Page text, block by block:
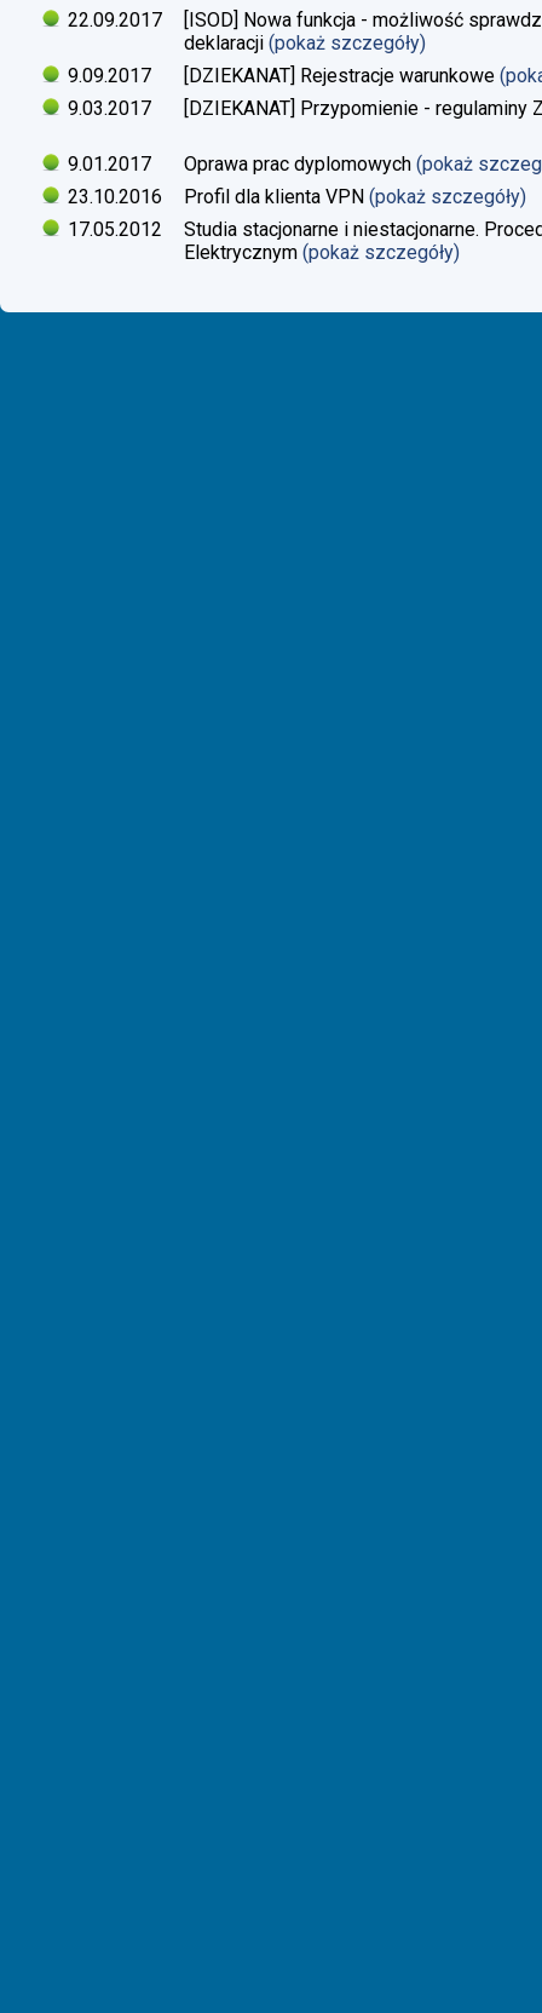
22.09.2017
[ISOD] Nowa funkcja - możliwość
deklaracji (pokaż szczegóły)
9.09.2017
[DZIEKANAT] Rejestracje warunkowe
9.03.2017
[DZIEKANAT] Przypomienie - regulaminy
9.01.2017 Oprawa prac dyplomowych (pokaż
23.10.2016
Profil dla klienta VPN (pokaż szczegóły)
17.05.2012
Studia stacjonarne i niestacjonarne.
Elektrycznym (pokaż szczegóły)